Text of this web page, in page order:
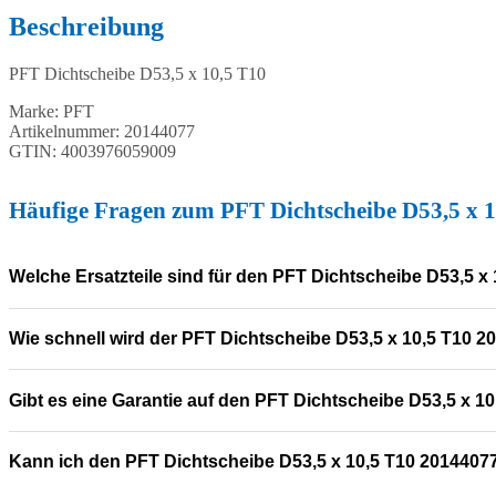
Beschreibung
PFT Dichtscheibe D53,5 x 10,5 T10
Marke: PFT
Artikelnummer: 20144077
GTIN: 4003976059009
Häufige Fragen zum PFT Dichtscheibe D53,5 x
Welche Ersatzteile sind für den PFT Dichtscheibe D53,5 x
Wie schnell wird der PFT Dichtscheibe D53,5 x 10,5 T10
Gibt es eine Garantie auf den PFT Dichtscheibe D53,5 x
Kann ich den PFT Dichtscheibe D53,5 x 10,5 T10